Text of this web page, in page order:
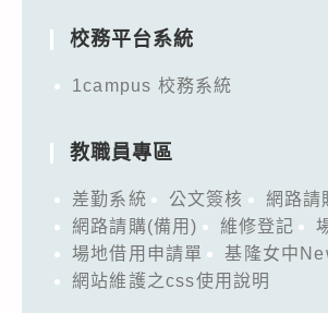
校務平台系統
1campus 校務系統
教職員專區
差勤系統 公文簽核
網路請
網路請購(備用)
維修登記
場地借用申請單
基隆女中
網站維護之css使用說明